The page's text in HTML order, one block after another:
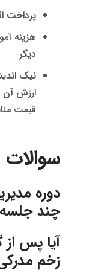
پرداخت
هزینه
دیگر
نیک
ارزش آن
قیمت
دوره
چند
آیا پس از
زخم